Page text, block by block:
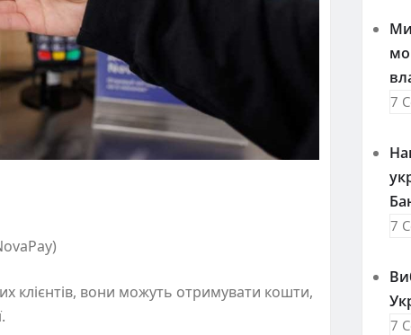
клієнтів, вони можуть отримувати кошти,
7
7
7